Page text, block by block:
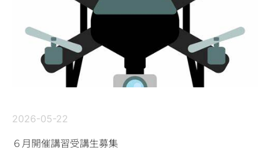
2026-05-22
６月開催講習受講生募集